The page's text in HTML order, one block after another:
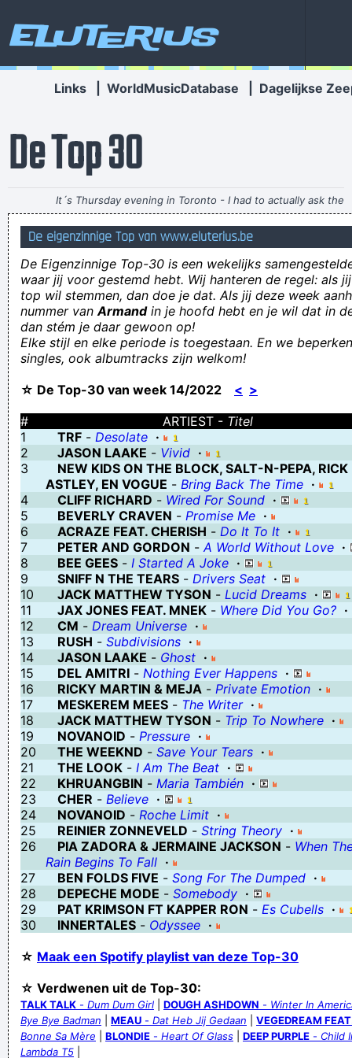
Eluterius
Links WorldMusicDatabase Dagelijkse
De Top 30
It´s Thursday evening in Toronto - I had to actually ask the
drummer - but for us, it´s Friday night~ Paul Weller
Ze zien er gewoon niét uit! Bovendien zijn het allemaal venten!
I have soiled myself. How embarrassing.
Diej twéé verdachte types aanne toog vrogge zicht Aaf
vuurwaat er do aan de deur vanne wc eine constant mit zéén
vuust in ziene mond steit te danse ??
הבנות הכי יפות בישראל של רואל וולטר
de dolle fratsen van Freya!
Sally Knetsers, voodoospecialist in een parochiale metalband,
kan elk spannend verhaal zó vertellen dat het niemand boeit
Je zus roept... alle kleine kinderen
André van Duin: zijn salaris in onaanvaardbaar
Racing Genk scoort drie keer na de rust en deelt een stevige tik
uit aan leider Club Brugge in de Play-offs
Het inderhaast bijeengeroepen opiniepanel moet nog beslissen
of er bij een volgende bijeengeroepen opiniebijeenkomst koffie
of thee wordt geschonken
is het aan het vriezen mag je buiten niezen
Vind 10 redenen waarom je soms beter "ja" zegt tegen "nee" en
soms "soms" tegen "soms"
Err process from sleep.
Verknoei je tijd op een nuttige manier!
De eigenzinnige Top van www.eluterius.be
De Eigenzinnige Top-30 is een wekelijks
waar jij voor gestemd hebt. Wij hanteren de regel: als
top wil stemmen, dan doe je dat. Als jij deze week
nummer vanArmandin je hoofd hebt en je wil dat in
dan stém je daar gewoon op!
Elke stijl en elke periode is toegestaan. En we
singles, ook albumtracks zijn welkom!
☆ De Top-30 van week 14/2022 < >
#
ARTIEST - Titel
1
TRF - Desolate ·
2
JASON LAAKE - Vivid ·
3
NEW KIDS ON THE BLOCK, SALT-N-PEPA, RICK
ASTLEY, EN VOGUE - Bring Back The Time ·
4
CLIFF RICHARD - Wired For Sound ·
5
BEVERLY CRAVEN - Promise Me ·
6
ACRAZE FEAT. CHERISH - Do It To It ·
7
PETER AND GORDON -A World Without Love ·
8
BEE GEES - I Started A Joke ·
9
SNIFF N THE TEARS - Drivers Seat ·
10
JACK MATTHEW TYSON - Lucid Dreams ·
11
JAX JONES FEAT. MNEK - Where Did You Go? ·
12
CM - Dream Universe ·
13
RUSH - Subdivisions ·
14
JASON LAAKE - Ghost ·
15
DEL AMITRI - Nothing Ever Happens ·
16
RICKY MARTIN & MEJA - Private Emotion ·
17
MESKEREM MEES - The Writer ·
18
JACK MATTHEW TYSON - Trip To Nowhere ·
19
NOVANOID - Pressure ·
20
THE WEEKND - Save Your Tears ·
21
THE LOOK - I Am The Beat ·
22
KHRUANGBIN - Maria También ·
23
CHER - Believe ·
24
NOVANOID - Roche Limit ·
25
REINIER ZONNEVELD - String Theory ·
26
PIA ZADORA & JERMAINE JACKSON - When
Rain Begins To Fall ·
27
BEN FOLDS FIVE - Song For The Dumped ·
28
DEPECHE MODE - Somebody ·
29
PAT KRIMSON FT KAPPER RON - Es Cubells ·
30
INNERTALES - Odyssee ·
☆ Maak een Spotify playlist van deze Top-30
☆ Verdwenen uit de Top-30:
TALK TALK - Dum Dum Girl DOUGH ASHDOWN - Winter In
Bye Bye Badman
MEAU - Dat Heb Jij Gedaan
VEGEDREAM
Bonne Sa Mère
BLONDIE - Heart Of Glass DEEP PURPLE - Child
Lambda T5